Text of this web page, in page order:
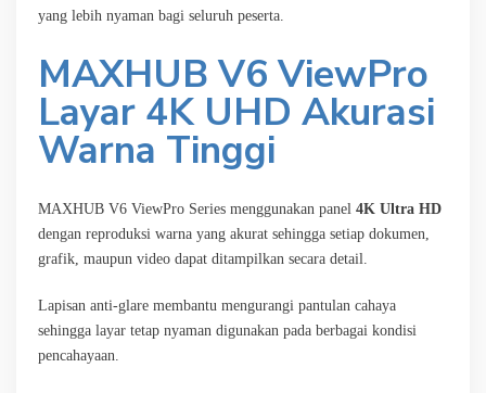
yang lebih nyaman bagi seluruh peserta.
MAXHUB V6 ViewPro
Layar 4K UHD Akurasi
Warna Tinggi
MAXHUB V6 ViewPro Series menggunakan panel 4K Ultra HD
dengan reproduksi warna yang akurat sehingga setiap dokumen,
grafik, maupun video dapat ditampilkan secara detail.
Lapisan anti-glare membantu mengurangi pantulan cahaya
sehingga layar tetap nyaman digunakan pada berbagai kondisi
pencahayaan.